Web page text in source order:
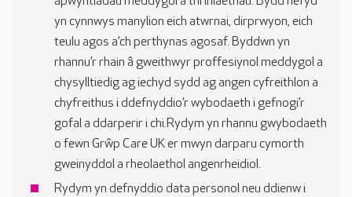
yn cynnwys manylion eich atwrnai, dirprwyon, eich
teulu agos a’ch perthynas agosaf. Byddwn yn
rhannu’r rhain â gweithwyr proffesiynol meddygol a
chysylltiedig ag iechyd sydd ag angen cyfreithlon a
chyfreithus i ddefnyddio’r wybodaeth i gefnogi’r
gofal a ddarperir i chi.Rydym yn rhannu gwybodaeth
o fewn Grŵp Care UK er mwyn darparu cymorth
gweinyddol a rheolaethol angenrheidiol.
Rydym yn defnyddio data personol neu ddienw i